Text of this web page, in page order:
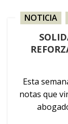
NOTICIA
Esta
notas que